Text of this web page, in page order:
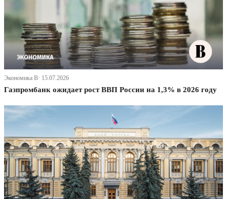
Экономика В· 15.07.2026
Газпромбанк ожидает рост ВВП России на 1,3% в 2026 году